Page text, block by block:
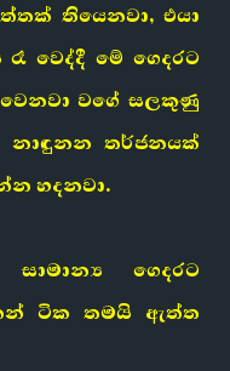
තියෙනවා, එයා
වෙද්දී මේ ගෙදරට
වගේ සලකුණු
තර්ජනයක්
හදනවා.
ගෙදරට
ටික තමයි ඇත්ත